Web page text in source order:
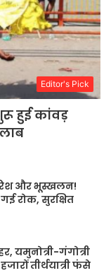
Editor's Pick
हुई कांवड़
और भूस्खलन!
रोक, सुरक्षित
यमुनोत्री-गंगोत्री
तीर्थयात्री फंसे